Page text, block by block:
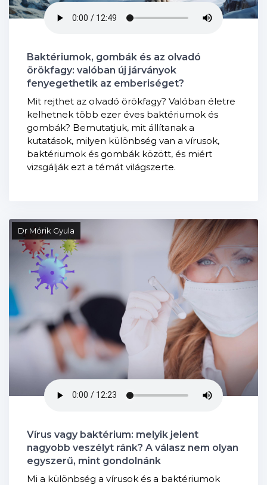
Baktériumok, gombák és az olvadó
örökfagy: valóban új járványok
fenyegethetik az emberiséget?
Mit rejthet az olvadó örökfagy? Valóban életre
kelhetnek több ezer éves baktériumok és
gombák? Bemutatjuk, mit állítanak a
kutatások, milyen különbség van a vírusok,
baktériumok és gombák között, és miért
vizsgálják ezt a témát világszerte.
Dr Mórik Gyula
Vírus vagy baktérium: melyik jelent
nagyobb veszélyt ránk? A válasz nem olyan
egyszerű, mint gondolnánk
Mi a különbség a vírusok és a baktériumok